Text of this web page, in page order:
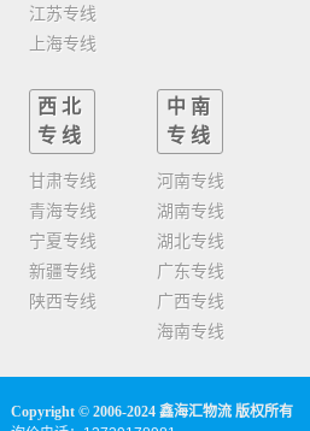
江苏专线
上海专线
西北
专线
甘肃专线
青海专线
宁夏专线
新疆专线
陕西专线
中南
专线
河南专线
湖南专线
湖北专线
广东专线
广西专线
海南专线
Copyright © 2006-2024 鑫海汇物流 版权所有